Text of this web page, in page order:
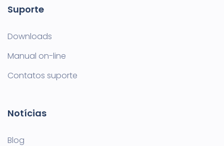
Suporte
Downloads
Manual on-line
Contatos suporte
Notícias
Blog